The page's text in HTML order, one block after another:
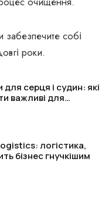
собі
роки.
для серця і судин: які
важливі для
логістика,
бізнес гнучкішим